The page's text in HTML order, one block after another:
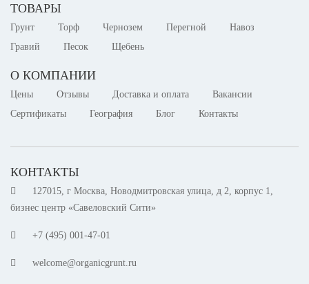
ТОВАРЫ
Грунт Торф Чернозем Перегной
Навоз
Гравий
Песок Щебень
О КОМПАНИИ
Цены Отзывы Доставка и оплата
Вакансии
Сертификаты
География Блог Контакты
КОНТАКТЫ
127015, г Москва, Новодмитровская улица, д 2, корпус 1,
бизнес центр «Савеловский Сити»
+7 (495) 001-47-01
welcome@organicgrunt.ru